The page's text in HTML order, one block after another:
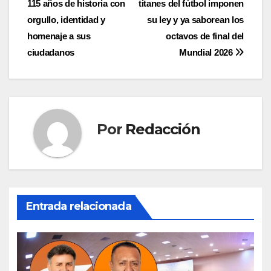
de
entradas
titanes del fútbol imponen
su ley y ya saborean los
octavos de final del
Mundial 2026
115 años de historia con
orgullo, identidad y
homenaje a sus
ciudadanos
Por Redacción
Entrada relacionada